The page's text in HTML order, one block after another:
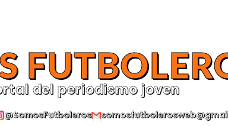
del periodismo joven
@SomosFutboleros